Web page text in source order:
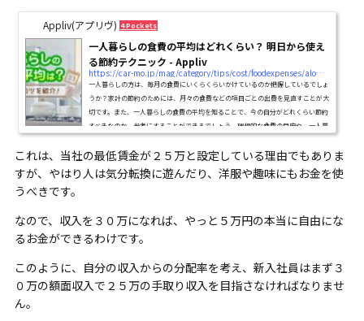
Appliv(アプリヴ) 4 Pockets
一人暮らしの食費の平均はどれくらい？ 明日から使え
る節約テクニック - Appliv
https://car-mo.jp/mag/category/tips/cost/foodexpenses/alone/#:~:text=〈一人暮らしの1ヵ月あたりの食費の平均〉&amp;#038;text=2019年の家計調査,高いことがわかります。
一人暮らしの方は、毎月の食費にいくらくらいかけているのか把握しているでしょ
うか？家計の節約のためには、月々の食費などの項目ごとの出費を見直すことが大
切です。また、一人暮らしの食費の平均を知ることで、今の自分がどれくらい節約
すべきなのか、参考にすることができるでしょう。理想的な食費の目安や、一人暮
家計を見直すポイントなどを見ていきましょう。入出金を自動で管理してくれる家
計簿アプリマネーフォワード ME
これは、当社の最低賃金が２５万と設定している理由でもありま
すが、やはり人は気分転換に遊んだり、洋服や趣味にもお金を使
うべきです。
なので、収入を３０万になれば、やっと５万円の本当に自由にな
るお金ができるわけです。
このように、自分の収入からの分配率を考え、新入社員はまず３
０万の額面収入で２５万の手取り収入を目指さなければなりませ
ん。